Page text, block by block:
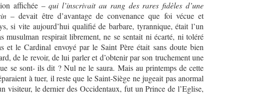
affichée –qui l’inscrivait au rang des rares fidèles d’une
– devait être d’avantage de convenance que foi vécue et
si vite aujourd’hui qualifié de barbare, tyrannique, était l’un
musulman respirait librement, ne se sentait ni écarté, ni toléré
et le Cardinal envoyé par le Saint Père était sans doute bien
de le revoir, de lui parler et d’obtenir par son truchement une
se sont- ils dit ? Nul ne le saura. Mais au printemps de cette
à tuer, il reste que le Saint-Siège ne jugeait pas anormal
visiteur, le dernier des Occidentaux, fut un Prince de l’Eglise,